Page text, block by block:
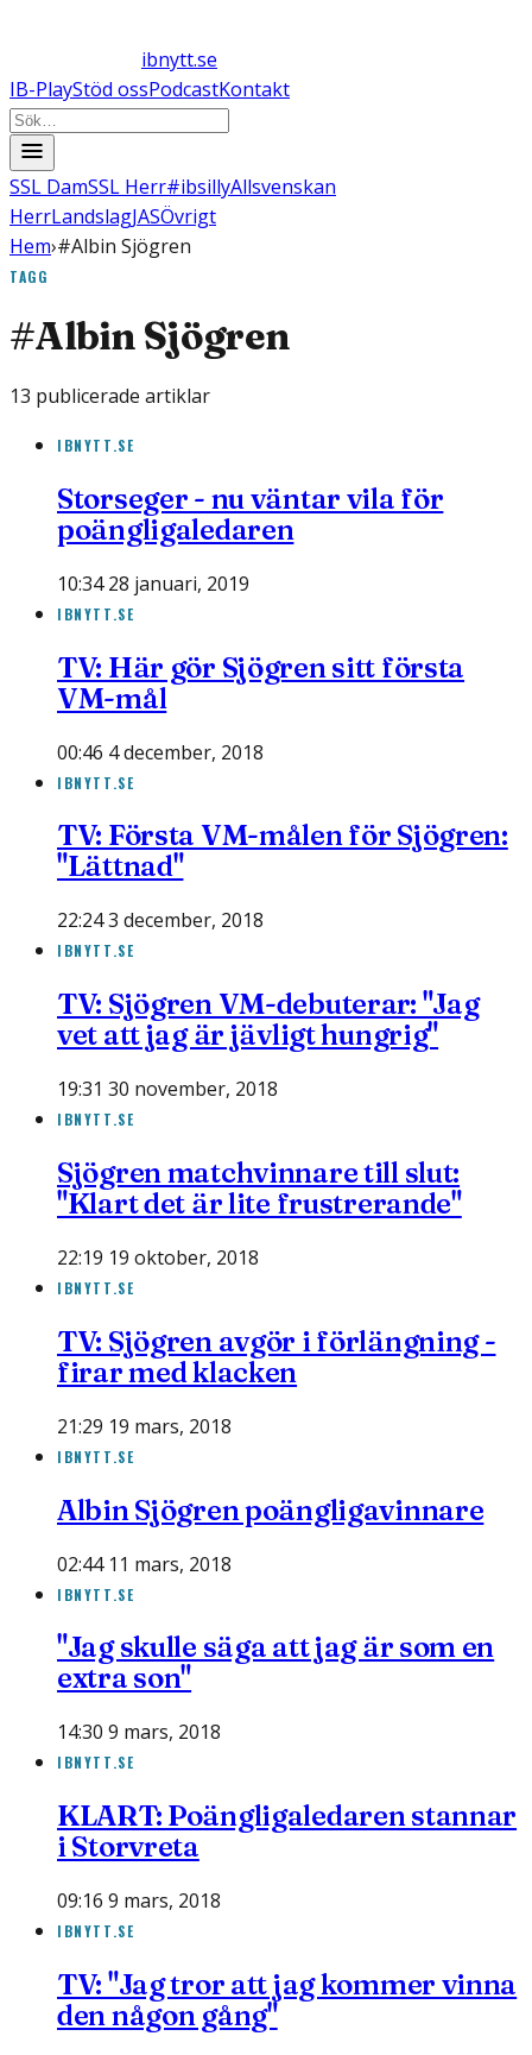
ibnytt.se
IB-PlayStöd ossPodcastKontakt
SSL DamSSL Herr#ibsillyAllsvenskan
HerrLandslagJASÖvrigt
Hem›#Albin Sjögren
TAGG
#Albin Sjögren
13 publicerade artiklar
IBNYTT.SE
Storseger - nu väntar vila för
poängligaledaren
10:34 28 januari, 2019
IBNYTT.SE
TV: Här gör Sjögren sitt första
VM-mål
00:46 4 december, 2018
IBNYTT.SE
TV: Första VM-målen för Sjögren:
"Lättnad"
22:24 3 december, 2018
IBNYTT.SE
TV: Sjögren VM-debuterar: "Jag
vet att jag är jävligt hungrig"
19:31 30 november, 2018
IBNYTT.SE
Sjögren matchvinnare till slut:
"Klart det är lite frustrerande"
22:19 19 oktober, 2018
IBNYTT.SE
TV: Sjögren avgör i förlängning -
firar med klacken
21:29 19 mars, 2018
IBNYTT.SE
Albin Sjögren poängligavinnare
02:44 11 mars, 2018
IBNYTT.SE
"Jag skulle säga att jag är som en
extra son"
14:30 9 mars, 2018
IBNYTT.SE
KLART: Poängligaledaren stannar
i Storvreta
09:16 9 mars, 2018
IBNYTT.SE
TV: "Jag tror att jag kommer vinna
den någon gång"